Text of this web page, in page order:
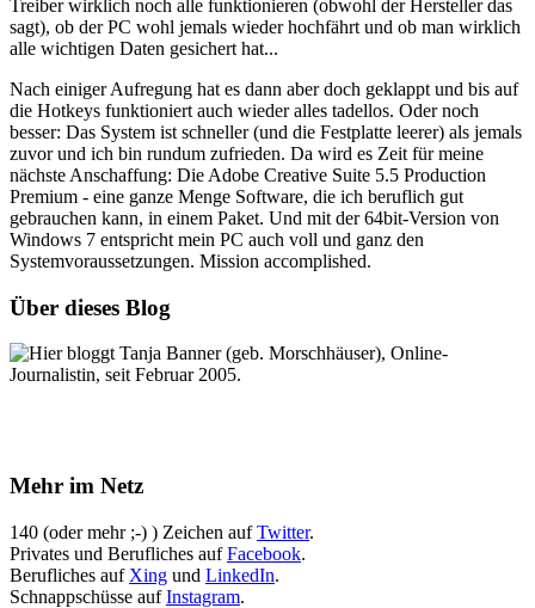
Treiber wirklich noch alle funktionieren (obwohl der Hersteller das
sagt), ob der PC wohl jemals wieder hochfährt und ob man wirklich
alle wichtigen Daten gesichert hat...
Nach einiger Aufregung hat es dann aber doch geklappt und bis auf
die Hotkeys funktioniert auch wieder alles tadellos. Oder noch
besser: Das System ist schneller (und die Festplatte leerer) als jemals
zuvor und ich bin rundum zufrieden. Da wird es Zeit für meine
nächste Anschaffung: Die Adobe Creative Suite 5.5 Production
Premium - eine ganze Menge Software, die ich beruflich gut
gebrauchen kann, in einem Paket. Und mit der 64bit-Version von
Windows 7 entspricht mein PC auch voll und ganz den
Systemvoraussetzungen. Mission accomplished.
Über dieses Blog
Hier bloggt Tanja Banner (geb. Morschhäuser), Online-
Journalistin, seit Februar 2005.
Mehr im Netz
140 (oder mehr ;-) ) Zeichen aufTwitter.
Privates und Berufliches aufFacebook.
Berufliches auf Xing und LinkedIn.
Schnappschüsse aufInstagram.